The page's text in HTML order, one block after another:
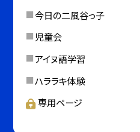
今日の二風谷っ子
児童会
アイヌ語学習
ハララキ体験
専用ページ